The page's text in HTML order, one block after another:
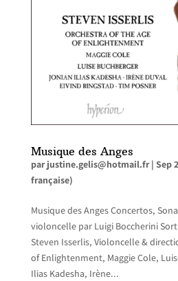
Musique des Anges
parjustine.gelis@hotmail.fr| Sep
française)
Musique des Anges Concertos,
violoncelle par Luigi Boccherini
Steven Isserlis, Violoncelle &
of Enlightenment, Maggie Cole,
Ilias Kadesha, Irène...